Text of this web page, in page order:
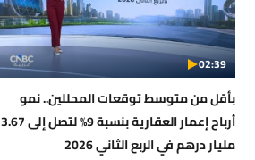
02:39
بأقل من متوسط توقعات المحللين.. نمو
أرباح إعمار العقارية بنسبة 9% لتصل إلى 3.67
مليار درهم في الربع الثاني 2026